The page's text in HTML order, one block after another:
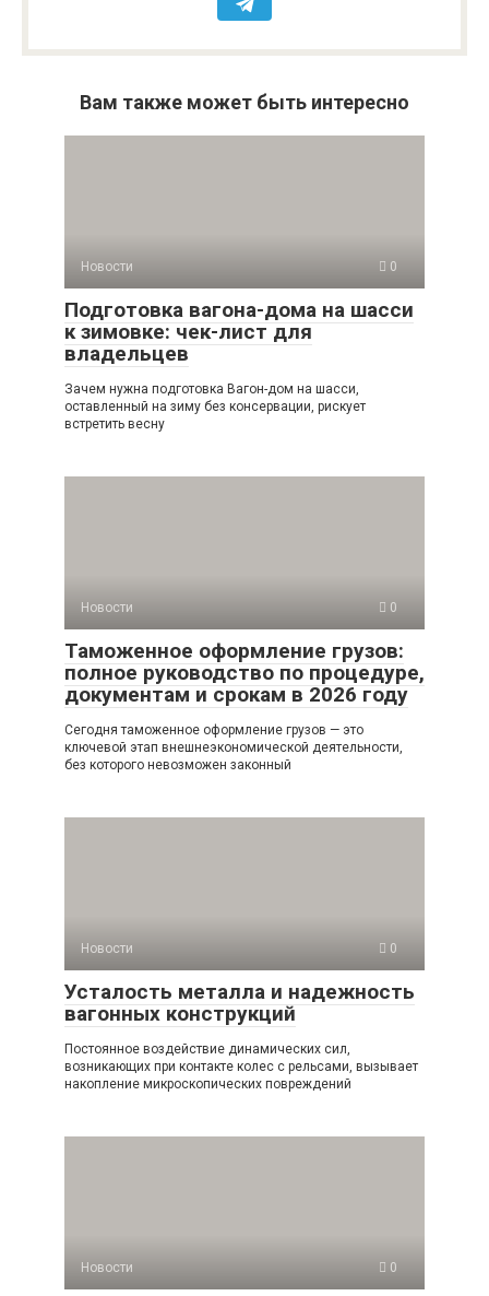
Вам также может быть интересно
Новости 0
Подготовка вагона-дома на шасси
к зимовке: чек-лист для
владельцев
Зачем нужна подготовка Вагон-дом на шасси,
оставленный на зиму без консервации, рискует
встретить весну
Новости 0
Таможенное оформление грузов:
полное руководство по процедуре,
документам и срокам в 2026 году
Сегодня таможенное оформление грузов — это
ключевой этап внешнеэкономической деятельности,
без которого невозможен законный
Новости 0
Усталость металла и надежность
вагонных конструкций
Постоянное воздействие динамических сил,
возникающих при контакте колес с рельсами, вызывает
накопление микроскопических повреждений
Новости 0